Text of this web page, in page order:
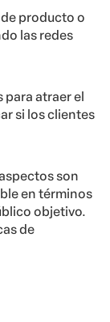
producto o
las redes
para atraer el
si los clientes
son
en términos
objetivo.
de